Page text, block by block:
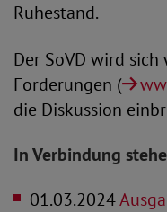
Ruhestand.
Der SoVD wird
Forderungen (
die Diskussion
In Verbindung
01.03.2024